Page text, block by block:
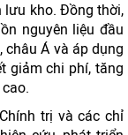
lưu kho. Đồng thời,
nguyên liệu đầu
châu Á và áp dụng
giảm chi phí, tăng
trị và các chỉ